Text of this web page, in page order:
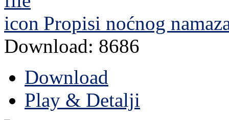
Propisi noćnog
Download: 8686
Download
Play & Detalji